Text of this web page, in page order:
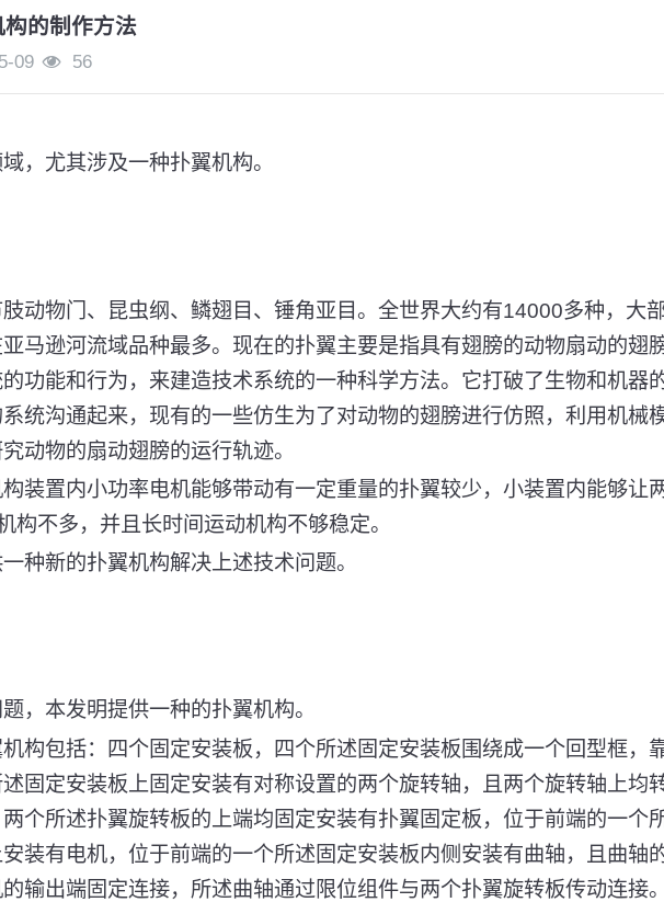
的制作方法
09 56
，尤其涉及一种扑翼机构。
动物门、昆虫纲、鳞翅目、锤角亚目。全世界大约有14000多种，大
马逊河流域品种最多。现在的扑翼主要是指具有翅膀的动物扇动的翅
功能和行为，来建造技术系统的一种科学方法。它打破了生物和机器
统沟通起来，现有的一些仿生为了对动物的翅膀进行仿照，利用机械
动物的扇动翅膀的运行轨迹。
装置内小功率电机能够带动有一定重量的扑翼较少，小装置内能够让
构不多，并且长时间运动机构不够稳定。
种新的扑翼机构解决上述技术问题。
，本发明提供一种的扑翼机构。
构包括：四个固定安装板，四个所述固定安装板围绕成一个回型框，
固定安装板上固定安装有对称设置的两个旋转轴，且两个旋转轴上均
个所述扑翼旋转板的上端均固定安装有扑翼固定板，位于前端的一个
装有电机，位于前端的一个所述固定安装板内侧安装有曲轴，且曲轴
输出端固定连接，所述曲轴通过限位组件与两个扑翼旋转板传动连接。